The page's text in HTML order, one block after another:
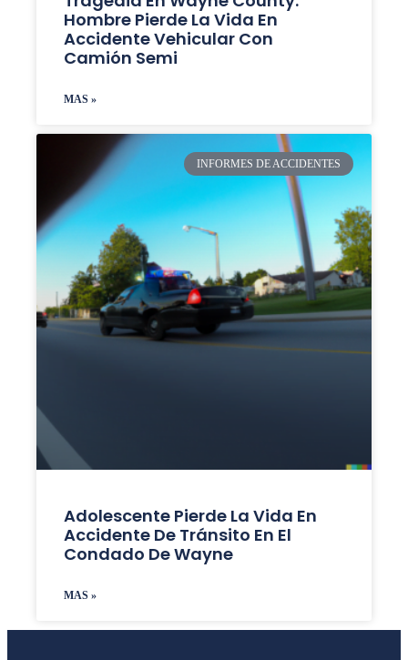
Hombre Pierde La Vida En
Accidente Vehicular Con
Camión Semi
MAS »
INFORMES DE ACCIDENTES
Adolescente Pierde La Vida En
Accidente De Tránsito En El
Condado De Wayne
MAS »